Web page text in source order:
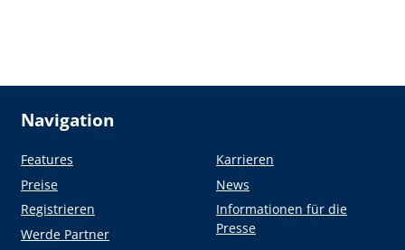
Navigation
Features
Preise
Registrieren
Werde Partner
Karrieren
News
Informationen für die
Presse